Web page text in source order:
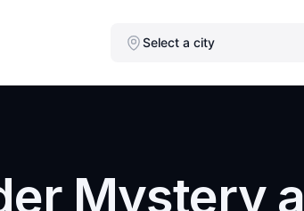
Select a city
Mystery a